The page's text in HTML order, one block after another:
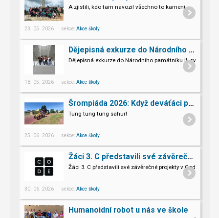
A zjistili, kdo tam navozil všechno to kamení.
23. 05. 2026 sekce: Akce školy
Dějepisná exkurze do Národního památníku II. sv. války v Hrabyni
Dějepisná exkurze do Národního památníku II. světové
18. 05. 2026 sekce: Akce školy
Šrompiáda 2026: Když deváťáci převzali velení
Tung tung tung sahur!
25. 06. 2026 sekce: Akce školy
Žáci 3. C představili své závěrečné projekty v Code.org
Žáci 3. C představili své závěrečné projekty v Code.org
30. 06. 2026 sekce: Akce školy
Humanoidní robot u nás ve škole